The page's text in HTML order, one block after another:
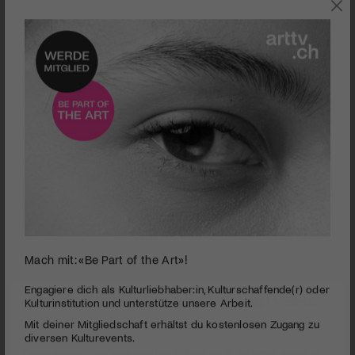
SZENE
seconds
minutes,
Tiefe Bässe und Neonlicht | Tobias Preisig | Violinist
PUBLIZIERT AM 22. APRIL 2019
Engagiere dich als Kulturliebhaber:in, Kulturschaffende(r) oder
Mit deiner Mitgliedschaft erhältst du kostenlosen Zugang zu